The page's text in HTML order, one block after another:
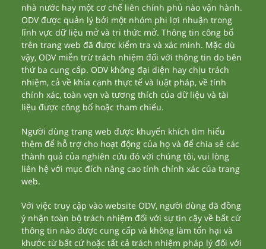
nhà nước hay một cơ chế liên chính phủ nào vận hành.
ODV được quản lý bởi một nhóm phi lợi nhuận trong
lĩnh vực dữ liệu mở và tri thức mở. Thông tin công bố
trên trang web đã được kiểm tra và xác minh. Mặc dù
vậy, ODV miễn trừ trách nhiệm đối với thông tin do bên
thứ ba cung cấp. ODV không đại diện hay chịu trách
nhiệm, cả về khía cạnh thực tế và luật pháp, về tính
chính xác, toàn vẹn và tương thích của dữ liệu và tài
liệu được công bố hoặc tham chiếu.
Người dùng trang web được khuyến khích tìm hiểu
thêm để hỗ trợ cho hoạt động của họ và để chia sẻ các
thành quả của nghiên cứu đó với chúng tôi, vui lòng
liên hệ với mục đích nâng cao tính chính xác của trang
web.
Với việc truy cập vào website ODV, người dùng đã đồng
ý nhận toàn bộ trách nhiệm đối với sự tin cậy về bất cứ
thông tin nào được cung cấp và không làm tổn hại và
khước từ bất cứ hoặc tất cả trách nhiệm pháp lý đối với